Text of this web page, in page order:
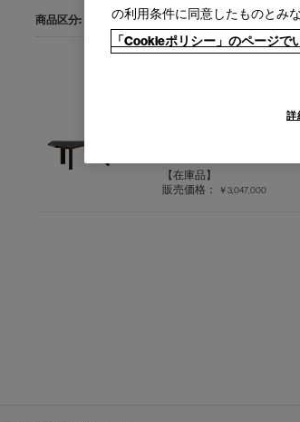
すべて 国内在庫品(1) 【納期 1-2週間】(1)
【在庫品】
販売価格：
￥3,047,000
の利用条件に同意したものとみな
「Cookieポリシー」のページ
詳